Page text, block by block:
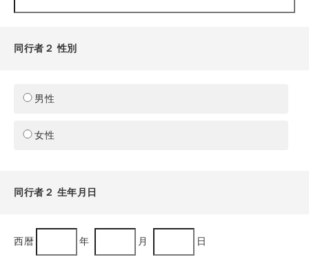
同行者２ 性別
男性
女性
同行者２ 生年月日
西暦 年 月 日